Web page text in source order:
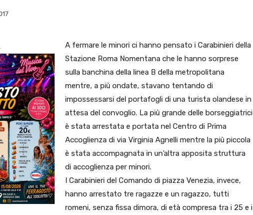
A fermare le minori ci hanno pensato i Carabinieri della
Stazione Roma Nomentana che le hanno sorprese
sulla banchina della linea B della metropolitana
mentre, a più ondate, stavano tentando di
impossessarsi del portafogli di una turista olandese in
attesa del convoglio. La più grande delle borseggiatrici
è stata arrestata e portata nel Centro di Prima
Accoglienza di via Virginia Agnelli mentre la più piccola
è stata accompagnata in un’altra apposita struttura
di accoglienza per minori.
I Carabinieri del Comando di piazza Venezia, invece,
hanno arrestato tre ragazze e un ragazzo, tutti
romeni, senza fissa dimora, di età compresa tra i 25 e i